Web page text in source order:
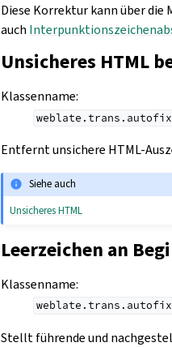
Diese Korrektur kann über die
auch
Unsicheres HTML
Klassenname:
Entfernt unsichere HTML-
Siehe auch
Unsicheres HTML
Leerzeichen an
Klassenname:
Stellt führende und